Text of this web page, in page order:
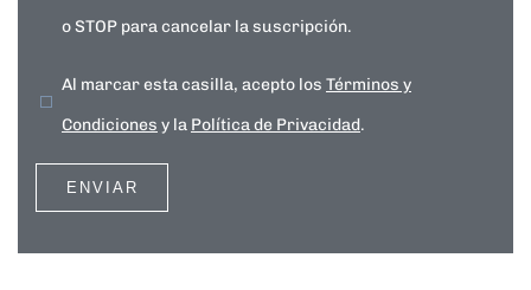
o STOP para cancelar la suscripción.
Al marcar esta casilla, acepto los Términos y
Condiciones y la Política de Privacidad.